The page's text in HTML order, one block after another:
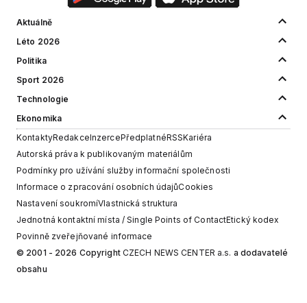
Aktuálně
Léto 2026
Politika
Sport 2026
Technologie
Ekonomika
KontaktyRedakceInzercePředplatnéRSSKariéra
Autorská práva k publikovaným materiálům
Podmínky pro užívání služby informační společnosti
Informace o zpracování osobních údajůCookies
Nastavení soukromíVlastnická struktura
Jednotná kontaktní místa / Single Points of ContactEtický kodex
Povinně zveřejňované informace
© 2001 - 2026 Copyright CZECH NEWS CENTER a.s. a dodavatelé
obsahu